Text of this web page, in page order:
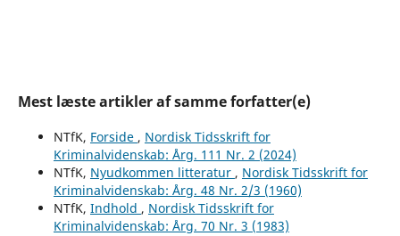
Mest læste artikler af samme forfatter(e)
NTfK, Forside , Nordisk Tidsskrift for
Kriminalvidenskab: Årg. 111 Nr. 2 (2024)
NTfK, Nyudkommen litteratur , Nordisk Tidsskrift for
Kriminalvidenskab: Årg. 48 Nr. 2/3 (1960)
NTfK, Indhold , Nordisk Tidsskrift for
Kriminalvidenskab: Årg. 70 Nr. 3 (1983)